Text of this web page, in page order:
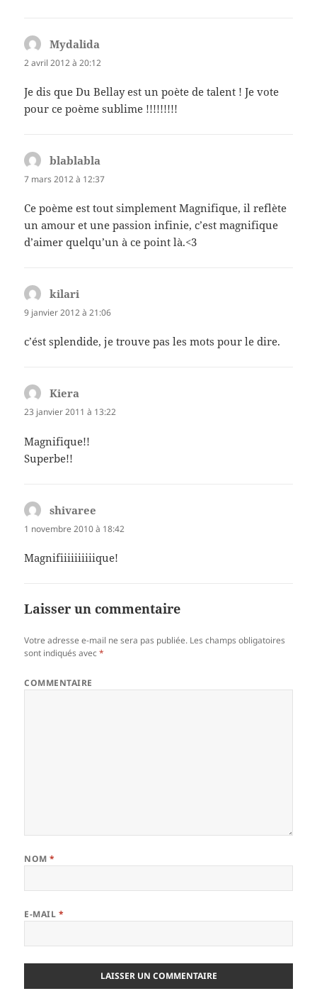
Mydalida
2 avril 2012 à 20:12
Je dis que Du Bellay est un poète de talent ! Je vote
pour ce poème sublime !!!!!!!!!
blablabla
7 mars 2012 à 12:37
Ce poème est tout simplement Magnifique, il reflète
un amour et une passion infinie, c’est magnifique
d’aimer quelqu’un à ce point là.<3
kilari
9 janvier 2012 à 21:06
c’ést splendide, je trouve pas les mots pour le dire.
Kiera
23 janvier 2011 à 13:22
Magnifique!!
Superbe!!
shivaree
1 novembre 2010 à 18:42
Magnifiiiiiiiiiique!
Laisser un commentaire
Votre adresse e-mail ne sera pas publiée. Les champs obligatoires
sont indiqués avec*
COMMENTAIRE
NOM*
E-MAIL *